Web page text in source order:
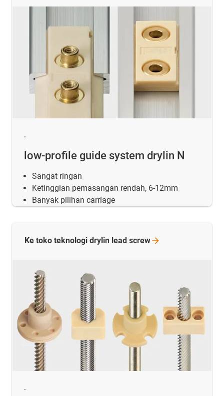
.
low-profile guide system drylin N
Sangat ringan
Ketinggian pemasangan rendah, 6-12mm
Banyak pilihan carriage
.
Ke toko teknologi drylin lead screw